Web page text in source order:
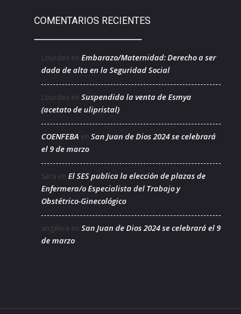
COMENTARIOS RECIENTES
Lourdes en Embarazo/Maternidad: Derecho a ser
dada de alta en la Seguridad Social
Lourdes en Suspendida la venta de Esmya
(acetato de ulipristal)
COENFEBA en San Juan de Dios 2024 se celebrará
el 9 de marzo
Sara en El SES publica la elección de plazas de
Enfermera/o Especialista del Trabajo y
Obstétrico-Ginecológico
angélica en San Juan de Dios 2024 se celebrará el 9
de marzo